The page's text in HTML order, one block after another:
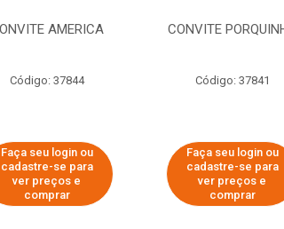
AMERICA
Código: 37844
Faça seu login ou
cadastre-se para
ver preços e
comprar
CONVITE
Código: 37841
Faça seu login ou
cadastre-se para
ver preços e
comprar